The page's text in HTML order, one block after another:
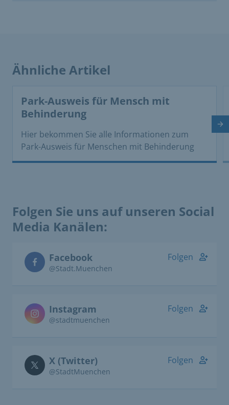
Ähnliche Artikel
Park-Ausweis für Mensch mit
Behinderung
Hier bekommen Sie alle Informationen zum
Park­-Ausweis für Menschen mit Behinderung
Folgen Sie uns auf unseren Social
Media Kanälen:
Facebook
@Stadt.Muenchen
Folgen
Instagram
@stadtmuenchen
Folgen
X (Twitter)
@StadtMuenchen
Folgen